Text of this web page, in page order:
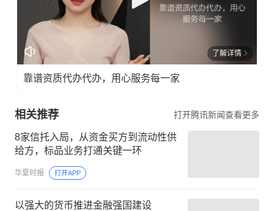
了解详情
靠谱资质代办代办，用心服务每一家
相关推荐 打开腾讯新闻查看更多
8家信托入局，从资金买方到流动性供
给方，标品业务打通关键一环
华夏时报 打开APP
以强大的货币推进金融强国建设